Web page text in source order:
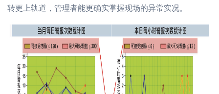
转更上轨道，管理者能更确实掌握现场的异常实况。